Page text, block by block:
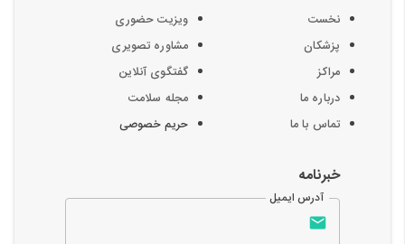
نخست
پزشکان
مراکز
درباره ما
تماس با ما
ویزیت حضوری
مشاوره تصویری
گفتگوی آنلاین
مجله سلامت
حریم خصوصی
خبرنامه
آدرس ایمیل